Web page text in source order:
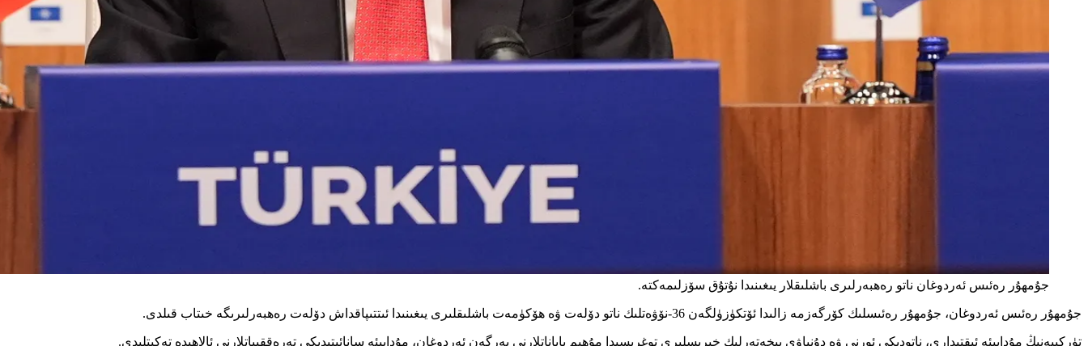
جۇمھۇر رەئىس ئەردوغان ناتو رەھبەرلىرى باشلىقلار يىغىنىدا نۇتۇق سۆزلىمەكتە.
جۇمھۇر رەئىس ئەردوغان، جۇمھۇر رەئىسلىك كۆرگەزمە زالىدا ئۆتكۈزۈلگەن 36-نۆۋەتلىك ناتو دۆلەت ۋە ھۆكۈمەت باشلىقلىرى يىغىنىدا ئىتتىپاقداش دۆلەت رەھبەرلىرىگە خىتاب قىلدى.
تۈركىيەنىڭ مۇداپىئە ئىقتىدارى، ناتودىكى ئورنى ۋە دۇنياۋى بىخەتەرلىك خىرىسلىرى توغرىسىدا مۇھىم باياناتلارنى بەرگەن ئەردوغان، مۇداپىئە سانائىتىدىكى تەرەققىياتلارنى ئالاھىدە تەكىتلىدى.